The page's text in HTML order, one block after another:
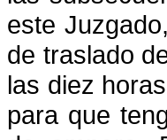
este
de traslado
las diez
para que